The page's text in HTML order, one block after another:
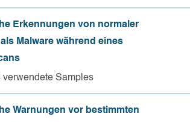
Erkennungen von normaler
Malware während eines
verwendete Samples
Warnungen vor bestimmten